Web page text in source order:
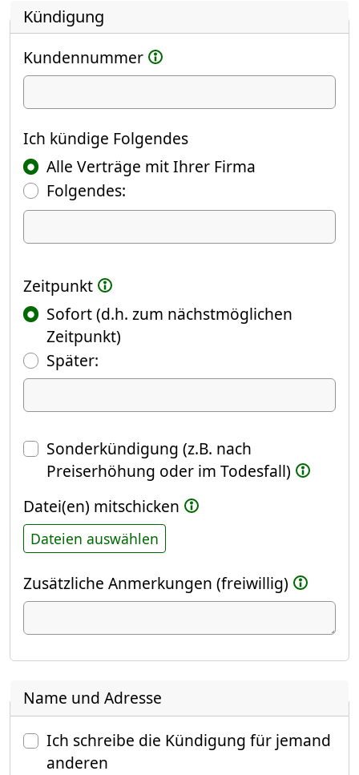
Kündigung
Kundennummer
Ich kündige
Ich kündige Folgendes
Alle Verträge mit Ihrer Firma
Folgendes:
Ich kündige Folgendes
Zeitpunkt
Sofort (d.h. zum nächstmöglichen
Zeitpunkt)
Später:(Fokus springt automatisch ins
Datum
Sonderkündigung (z.B. nach
Preiserhöhung oder im Todesfall)
Datei(en) mitschicken
Dateien auswählen
Zusätzliche Anmerkungen (freiwillig)
Name und Adresse
Ich schreibe die Kündigung für jemand
anderen